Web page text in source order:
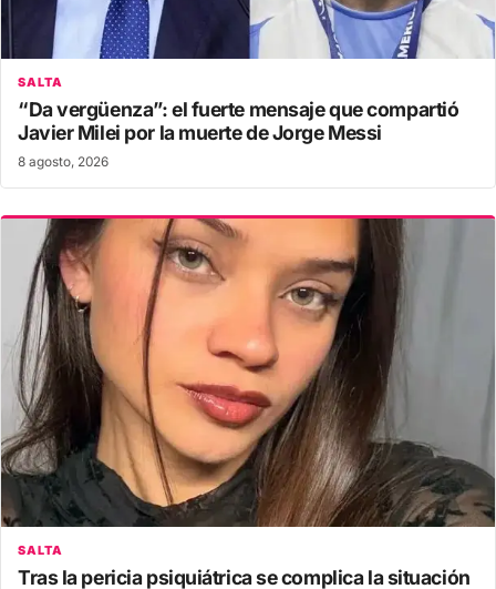
SALTA
“Da vergüenza”: el fuerte mensaje que compartió
Javier Milei por la muerte de Jorge Messi
8 agosto, 2026
SALTA
Tras la pericia psiquiátrica se complica la situación